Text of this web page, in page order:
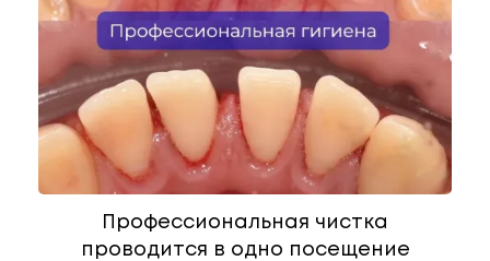
Профессиональная чистка
проводится в одно посещение